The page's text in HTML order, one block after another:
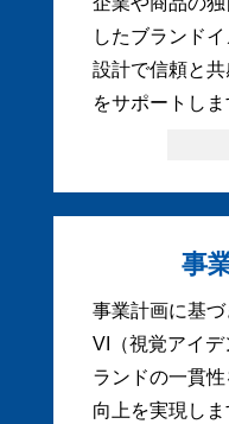
したブランド
設計で信頼と
をサポートしま
事
事業計画に基
VI（視覚アイ
ランドの一貫
向上を実現しま